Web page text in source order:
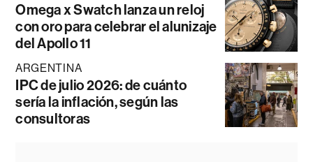
Omega x Swatch lanza un reloj
con oro para celebrar el alunizaje
del Apollo 11
ARGENTINA
IPC de julio 2026: de cuánto
sería la inflación, según las
consultoras